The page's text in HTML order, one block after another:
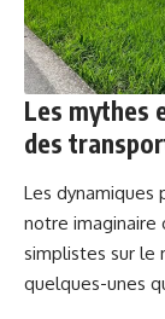
Les mythes
des
Les dynamiques
notre imaginaire
simplistes sur le
quelques-unes